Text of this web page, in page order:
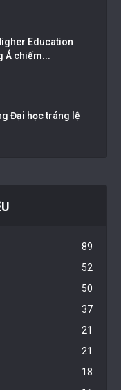
Education
Á chiếm...
Đại học tráng lệ
89
52
50
37
21
21
18